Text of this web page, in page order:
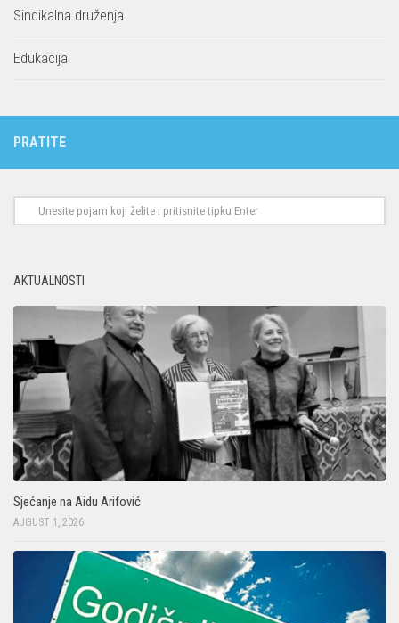
Sindikalna druženja
Edukacija
PRATITE
AKTUALNOSTI
Sjećanje na Aidu Arifović
AUGUST 1, 2026